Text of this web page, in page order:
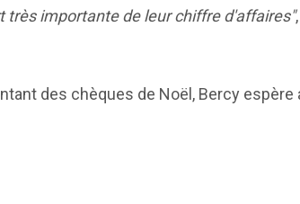
très importante de leur chiffre d'affaires"
des chèques de Noël, Bercy espère